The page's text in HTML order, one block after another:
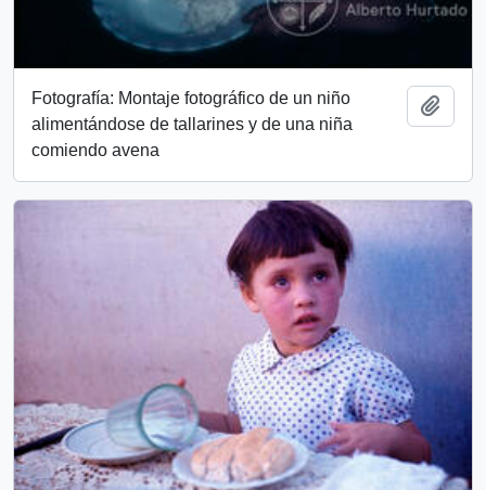
Fotografía: Montaje fotográfico de un niño
alimentándose de tallarines y de una niña
comiendo avena